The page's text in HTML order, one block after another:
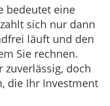
bedeutet eine
sich nur dann
läuft und den
Sie rechnen.
zuverlässig, doch
die Ihr Investment